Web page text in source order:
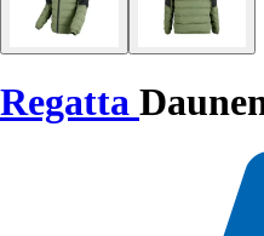
Regatta